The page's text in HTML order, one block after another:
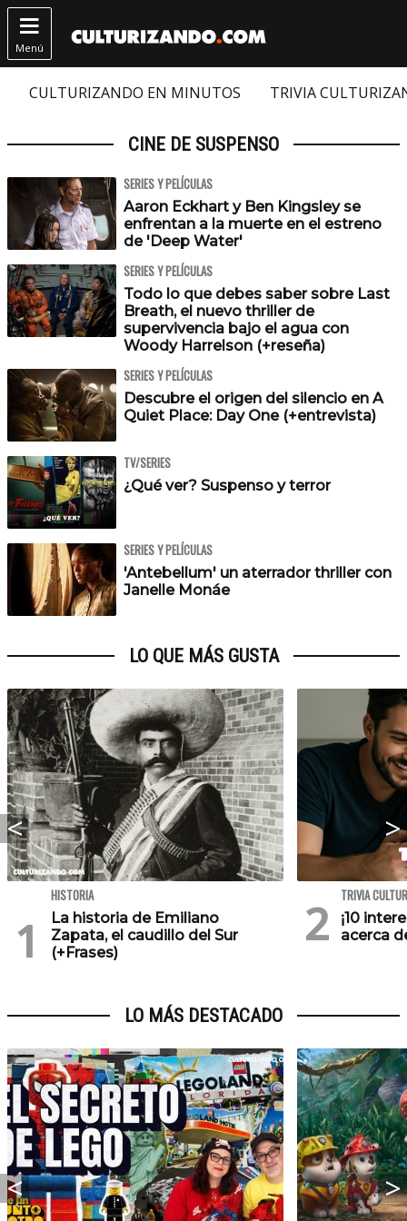

Menú
CULTURIZANDO EN MINUTOS TRIVIA
CINE DE SUSPENSO
SERIES Y PELÍCULAS
Aaron Eckhart y Ben Kingsley se
enfrentan a la muerte en el estreno
de 'Deep Water'
SERIES Y PELÍCULAS
Todo lo que debes saber sobre Last
Breath, el nuevo thriller de
supervivencia bajo el agua con
Woody Harrelson (+reseña)
SERIES Y PELÍCULAS
Descubre el origen del silencio en A
Quiet Place: Day One (+entrevista)
TV/SERIES
¿Qué ver? Suspenso y terror
SERIES Y PELÍCULAS
'Antebellum' un aterrador thriller con
Janelle Monáe
LO QUE MÁS GUSTA
HISTORIA
La historia de Emiliano
Zapata, el caudillo del Sur
(+Frases)
TRIVIA
¡10
acerca
LO MÁS DESTACADO